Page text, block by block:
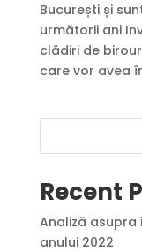
București și
următorii ani
clădiri de
care vor avea
Recent
Analiză asupra
anului 2022